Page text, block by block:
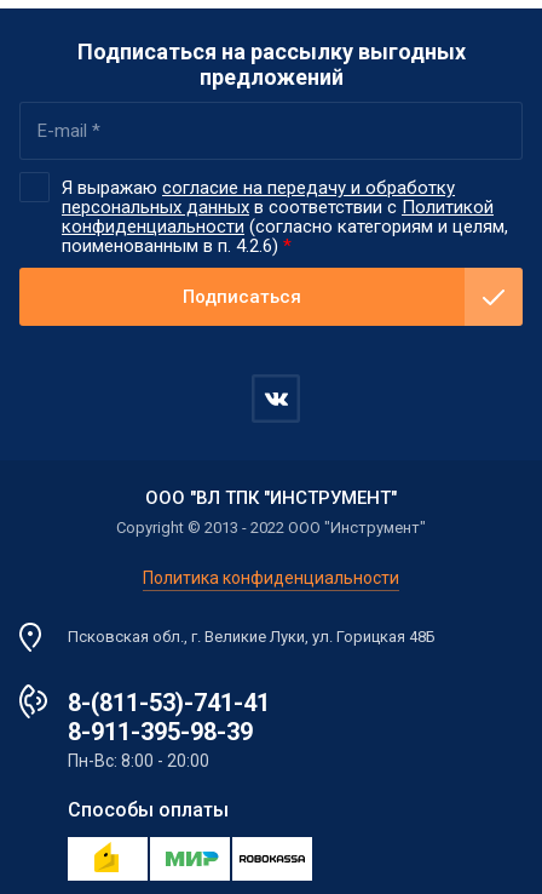
Подписаться на рассылку выгодных
предложений
Я выражаю согласие на передачу и обработку
персональных данных в соответствии с Политикой
конфиденциальности (согласно категориям и целям,
поименованным в п. 4.2.6) *
Подписаться
ООО "ВЛ ТПК "ИНСТРУМЕНТ"
Copyright © 2013 - 2022 ООО "Инструмент"
Политика конфиденциальности
Псковская обл., г. Великие Луки, ул. Горицкая 48Б
8-(811-53)-741-41
8-911-395-98-39
Пн-Вс: 8:00 - 20:00
Способы оплаты